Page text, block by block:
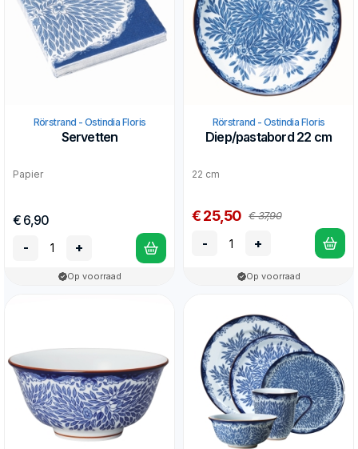
Rörstrand - Ostindia Floris
Servetten
Papier
€ 6,90
-
+
Op voorraad
Rörstrand - Ostindia Floris
Diep/pastabord 22 cm
22 cm
€ 25,50 € 37,90
- +
Op voorraad